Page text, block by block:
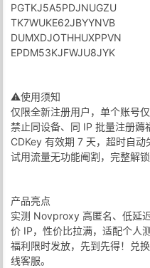
PGTKJ5A5PDJNUGZU
TK7WUKE62JBYYNVB
DUMXDJOTHHUXPPVN
EPDM53KJFWJU8JYK
⚠️使用须知
仅限全新注册用户，单个账号
禁止同设备、同 IP 批量注册薅
CDKey 有效期 7 天，超时自
试用流量无功能阉割，完整解
产品亮点
实测 Novproxy 高匿名、低延
价 IP，性价比拉满，适配个人
福利限时发放，先到先得！兑
线客服。